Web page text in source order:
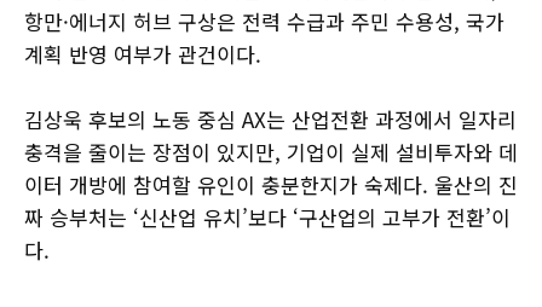
항만·에너지 허브 구상은 전력 수급과 주민 수용성, 국가
계획 반영 여부가 관건이다.
김상욱 후보의 노동 중심 AX는 산업전환 과정에서 일자리
충격을 줄이는 장점이 있지만, 기업이 실제 설비투자와 데
이터 개방에 참여할 유인이 충분한지가 숙제다. 울산의 진
짜 승부처는 ‘신산업 유치’보다 ‘구산업의 고부가 전환’이
다.